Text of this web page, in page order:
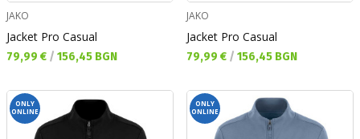
JAKO
Jacket Pro Casual
Текуща цена:
79,99 € / 156,45 BGN
JAKO
Jacket Pro Casual
Текуща цена:
79,99 € / 156,45 BGN
ONLY
ONLINE
ONLY
ONLINE